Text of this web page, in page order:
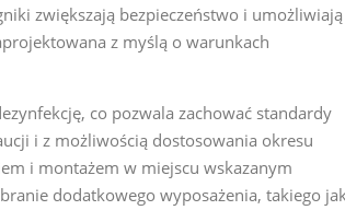
zwiększają bezpieczeństwo i umożliwiają
z myślą o warunkach
co pozwala zachować standardy
i z możliwością dostosowania okresu
i montażem w miejscu wskazanym
dodatkowego wyposażenia, takiego